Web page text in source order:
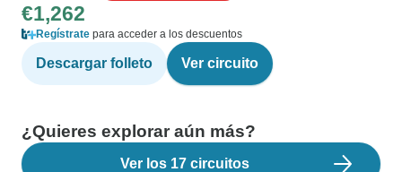
€1,262
Regístrate para acceder a los descuentos
Descargar folleto Ver circuito
¿Quieres explorar aún más?
Ver los 17 circuitos